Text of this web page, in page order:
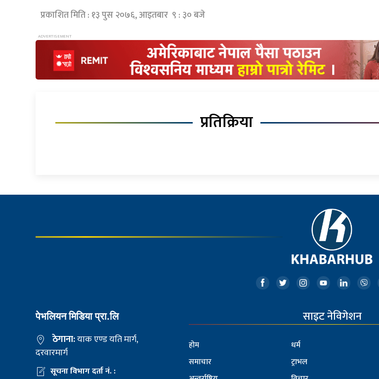
प्रकाशित मिति : १३ पुस २०७६, आइतबार ९ : ३० बजे
प्रतिक्रिया
पेभलियन मिडिया प्रा.लि
ठेगाना:याक एण्ड यति मार्ग,
दरवारमार्ग
सूचना विभाग दर्ता नं. :
साइट नेविगेशन
होम
समाचार
धर्म
ट्राभल